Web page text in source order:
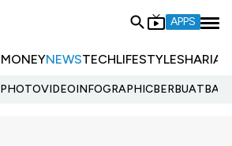
APPS
NEWSTECHLIFESTYLESHARIA
PHOTOVIDEOINFOGRAPHIC